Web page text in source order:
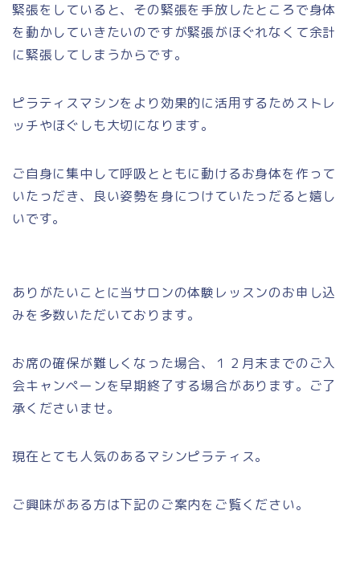
緊張をしていると、その緊張を手放したところで身体
を動かしていきたいのですが緊張がほぐれなくて余計
に緊張してしまうからです。
ピラティスマシンをより効果的に活用するためストレ
ッチやほぐしも大切になります。
ご自身に集中して呼吸とともに動けるお身体を作って
いたっだき、良い姿勢を身につけていたっだると嬉し
いです。
ありがたいことに当サロンの体験レッスンのお申し込
みを多数いただいております。
お席の確保が難しくなった場合、１２月末までのご入
会キャンペーンを早期終了する場合があります。ご了
承くださいませ。
現在とても人気のあるマシンピラティス。
ご興味がある方は下記のご案内をご覧ください。